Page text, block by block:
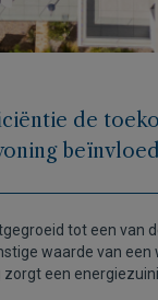
de
tot een van
waarde van een
zorgt een